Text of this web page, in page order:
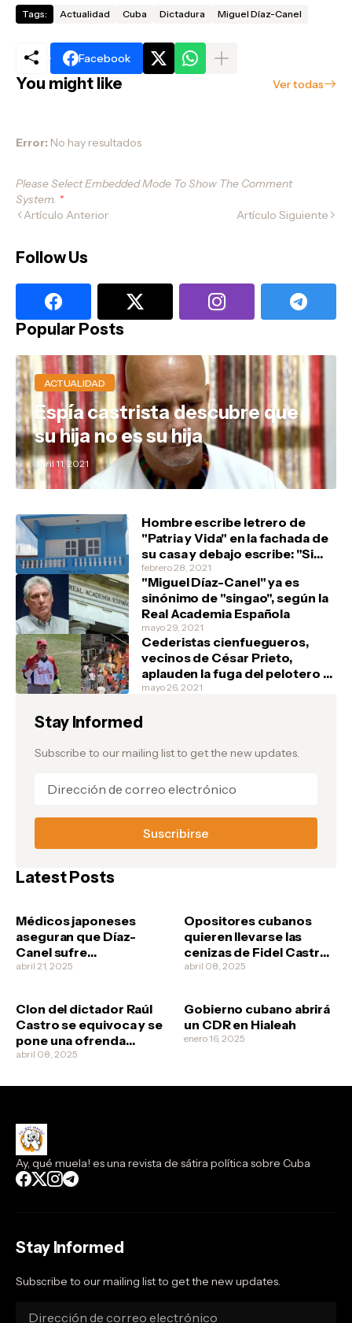
Tags: Actualidad Cuba Dictadura Miguel Díaz-Canel
Facebook
You might like Ver todas
Error: No hay resultados
Please Select Embedded Mode To Show The Comment
System. *
Artículo Anterior
Artículo Siguiente
Follow Us
Popular Posts
ACTUALIDAD
Espía castrista descubre que
su hija no es su hija
abril 11, 2021
Hombre escribe letrero de
"Patria y Vida" en la fachada de
su casa y debajo escribe: "Si
tienen, un marfilito por favor"
febrero 28, 2021
"Miguel Díaz-Canel" ya es
sinónimo de "singao", según la
Real Academia Española
mayo 29, 2021
Cederistas cienfuegueros,
vecinos de César Prieto,
aplauden la fuga del pelotero y
festejan en la barriada de Junco
mayo 26, 2021
Stay Informed
Subscribe to our mailing list to get the new updates.
Latest Posts
Médicos japoneses
aseguran que Díaz-
Canel sufre
esquizofrenia
abril 21, 2025
Opositores cubanos
quieren llevarse las
cenizas de Fidel Castro
no vaya a ser que los
abril 08, 2025
Clon del dictador Raúl
Castro se equivoca y se
pone una ofrenda
funeral a él mismo
abril 08, 2025
Gobierno cubano abrirá
un CDR en Hialeah
enero 16, 2025
Ay, qué muela! es una revista de sátira política sobre Cuba
Stay Informed
Subscribe to our mailing list to get the new updates.